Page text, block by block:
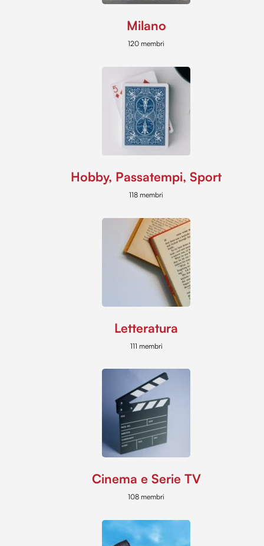
Milano
120 membri
Hobby, Passatempi, Sport
118 membri
Letteratura
111 membri
Cinema e Serie TV
108 membri